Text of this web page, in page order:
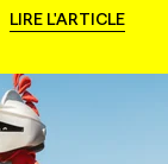
LIRE L'ARTICLE